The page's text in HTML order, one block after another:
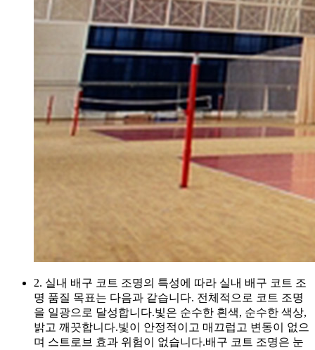
2. 실내 배구 코트 조명의 특성에 따라 실내 배구 코트 조
명 품질 목표는 다음과 같습니다. 전체적으로 코트 조명
을 일광으로 달성합니다.빛은 순수한 흰색, 순수한 색상,
밝고 깨끗합니다.빛이 안정적이고 매끄럽고 변동이 없으
며 스트로브 효과 위험이 없습니다.배구 코트 조명은 눈